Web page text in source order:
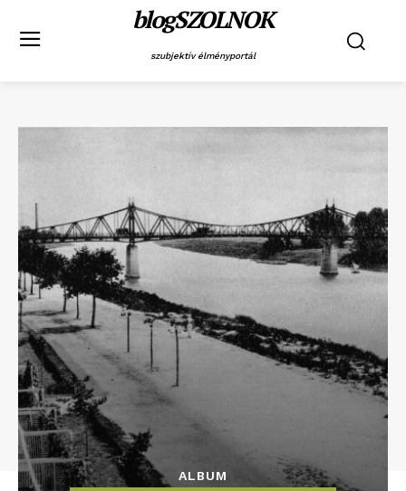
blogSZOLNOK
szubjektív élményportál
ALBUM